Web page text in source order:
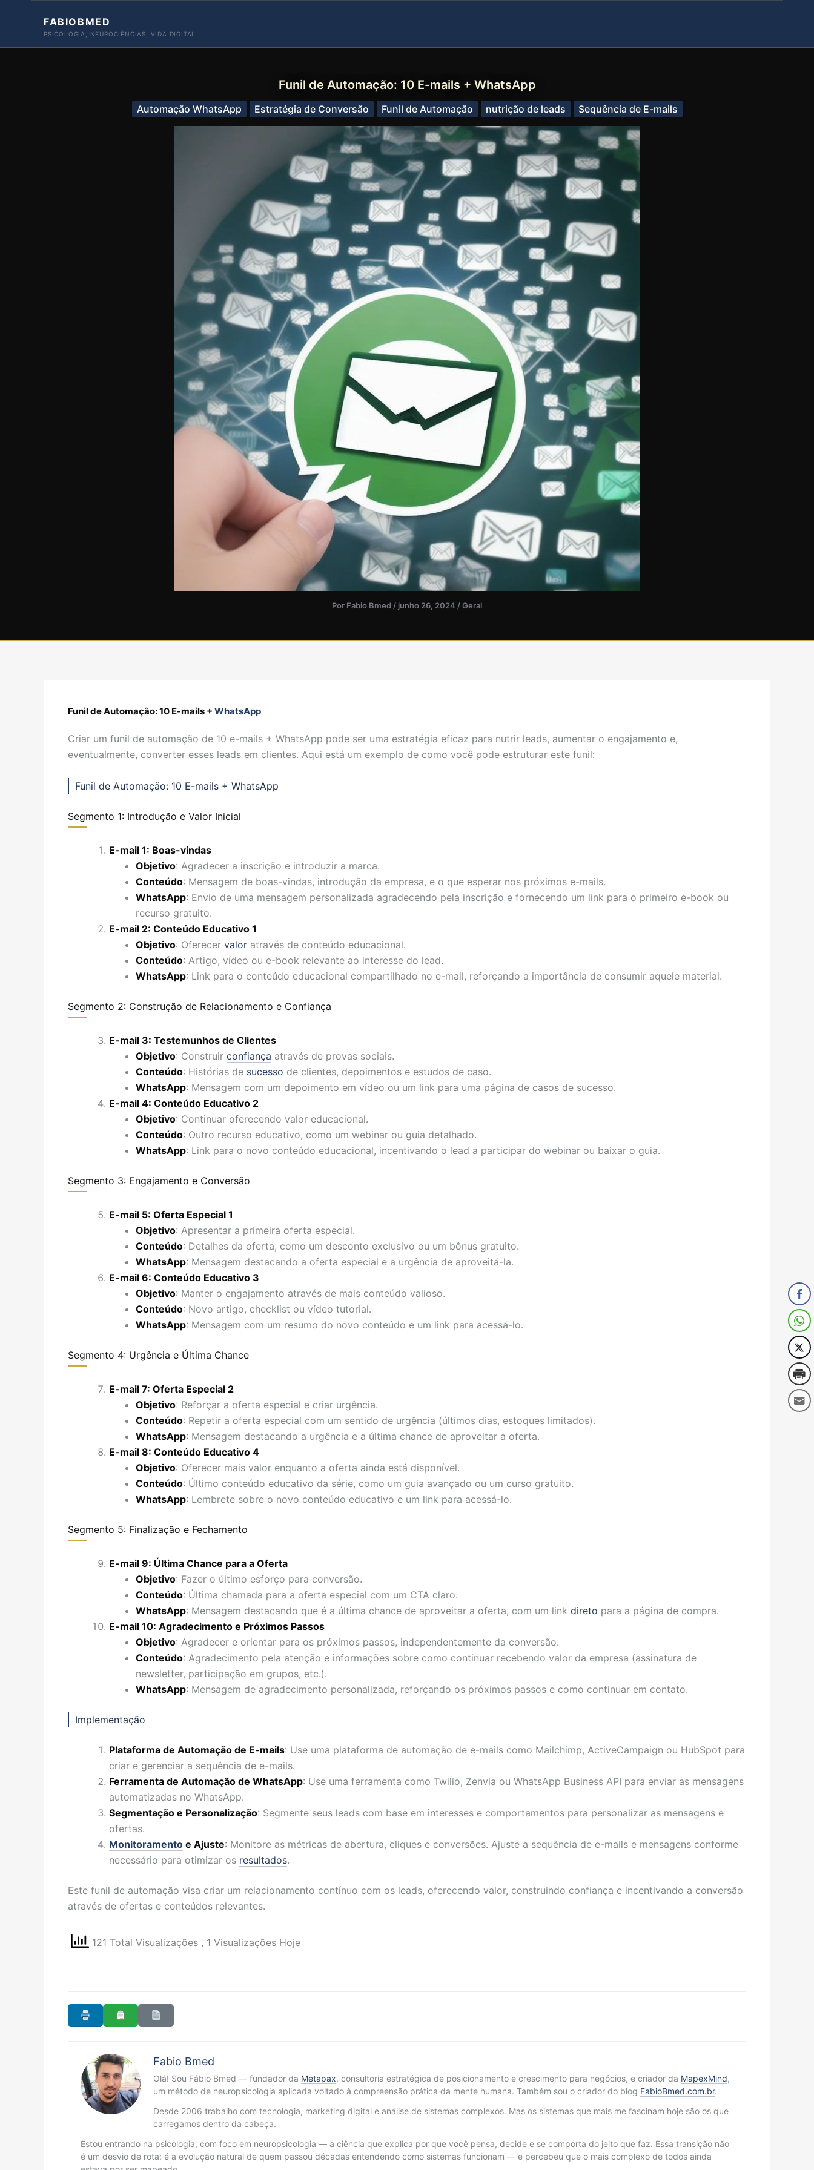
FABIOBMED
PSICOLOGIA, NEUROCIÊNCIAS, VIDA DIGITAL
Funil de Automação: 10 E-mails + WhatsApp
Automação WhatsApp Estratégia de Conversão Funil de Automação nutrição de leads Sequência de E-mails
Por Fabio Bmed / junho 26, 2024 /Geral
Funil de Automação: 10 E-mails + WhatsApp
Criar um funil de automação de 10 e-mails + WhatsApp pode ser uma estratégia eficaz para nutrir leads, aumentar o engajamento e,
eventualmente, converter esses leads em clientes. Aqui está um exemplo de como você pode estruturar este funil:
Funil de Automação: 10 E-mails + WhatsApp
Segmento 1: Introdução e Valor Inicial
E-mail 1: Boas-vindas
Objetivo: Agradecer a inscrição e introduzir a marca.
Conteúdo: Mensagem de boas-vindas, introdução da empresa, e o que esperar nos próximos e-mails.
WhatsApp: Envio de uma mensagem personalizada agradecendo pela inscrição e fornecendo um link para o primeiro e-book ou
recurso gratuito.
E-mail 2: Conteúdo Educativo 1
Objetivo: Oferecer valor através de conteúdo educacional.
Conteúdo: Artigo, vídeo ou e-book relevante ao interesse do lead.
WhatsApp: Link para o conteúdo educacional compartilhado no e-mail, reforçando a importância de consumir aquele material.
Segmento 2: Construção de Relacionamento e Confiança
E-mail 3: Testemunhos de Clientes
Objetivo: Construir confiança através de provas sociais.
Conteúdo: Histórias de sucesso de clientes, depoimentos e estudos de caso.
WhatsApp: Mensagem com um depoimento em vídeo ou um link para uma página de casos de sucesso.
E-mail 4: Conteúdo Educativo 2
Objetivo: Continuar oferecendo valor educacional.
Conteúdo: Outro recurso educativo, como um webinar ou guia detalhado.
WhatsApp: Link para o novo conteúdo educacional, incentivando o lead a participar do webinar ou baixar o guia.
Segmento 3: Engajamento e Conversão
E-mail 5: Oferta Especial 1
Objetivo: Apresentar a primeira oferta especial.
Conteúdo: Detalhes da oferta, como um desconto exclusivo ou um bônus gratuito.
WhatsApp: Mensagem destacando a oferta especial e a urgência de aproveitá-la.
E-mail 6: Conteúdo Educativo 3
Objetivo: Manter o engajamento através de mais conteúdo valioso.
Conteúdo: Novo artigo, checklist ou vídeo tutorial.
WhatsApp: Mensagem com um resumo do novo conteúdo e um link para acessá-lo.
Segmento 4: Urgência e Última Chance
E-mail 7: Oferta Especial 2
Objetivo: Reforçar a oferta especial e criar urgência.
Conteúdo: Repetir a oferta especial com um sentido de urgência (últimos dias, estoques limitados).
WhatsApp: Mensagem destacando a urgência e a última chance de aproveitar a oferta.
E-mail 8: Conteúdo Educativo 4
Objetivo: Oferecer mais valor enquanto a oferta ainda está disponível.
Conteúdo: Último conteúdo educativo da série, como um guia avançado ou um curso gratuito.
WhatsApp: Lembrete sobre o novo conteúdo educativo e um link para acessá-lo.
Segmento 5: Finalização e Fechamento
E-mail 9: Última Chance para a Oferta
Objetivo: Fazer o último esforço para conversão.
Conteúdo: Última chamada para a oferta especial com um CTA claro.
WhatsApp: Mensagem destacando que é a última chance de aproveitar a oferta, com um link direto para a página de compra.
E-mail 10: Agradecimento e Próximos Passos
Objetivo: Agradecer e orientar para os próximos passos, independentemente da conversão.
Conteúdo: Agradecimento pela atenção e informações sobre como continuar recebendo valor da empresa (assinatura de
newsletter, participação em grupos, etc.).
WhatsApp: Mensagem de agradecimento personalizada, reforçando os próximos passos e como continuar em contato.
Implementação
Plataforma de Automação de E-mails: Use uma plataforma de automação de e-mails como Mailchimp, ActiveCampaign ou HubSpot para
criar e gerenciar a sequência de e-mails.
Ferramenta de Automação de WhatsApp: Use uma ferramenta como Twilio, Zenvia ou WhatsApp Business API para enviar as mensagens
automatizadas no WhatsApp.
Segmentação e Personalização: Segmente seus leads com base em interesses e comportamentos para personalizar as mensagens e
ofertas.
Monitoramento e Ajuste: Monitore as métricas de abertura, cliques e conversões. Ajuste a sequência de e-mails e mensagens conforme
necessário para otimizar os resultados.
Este funil de automação visa criar um relacionamento contínuo com os leads, oferecendo valor, construindo confiança e incentivando a conversão
através de ofertas e conteúdos relevantes.
121 Total Visualizações , 1 Visualizações Hoje
Fabio Bmed
Olá! Sou Fábio Bmed — fundador da Metapax, consultoria estratégica de posicionamento e crescimento para negócios, e criador da MapexMind,
um método de neuropsicologia aplicada voltado à compreensão prática da mente humana. Também sou o criador do blog FabioBmed.com.br.
Desde 2006 trabalho com tecnologia, marketing digital e análise de sistemas complexos. Mas os sistemas que mais me fascinam hoje são os que
carregamos dentro da cabeça.
Estou entrando na psicologia, com foco em neuropsicologia — a ciência que explica por que você pensa, decide e se comporta do jeito que faz. Essa transição não
é um desvio de rota: é a evolução natural de quem passou décadas entendendo como sistemas funcionam — e percebeu que o mais complexo de todos ainda